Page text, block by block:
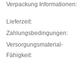
Verpackung Informationen:
Lieferzeit:
Zahlungsbedingungen:
Versorgungsmaterial-
Fähigkeit: